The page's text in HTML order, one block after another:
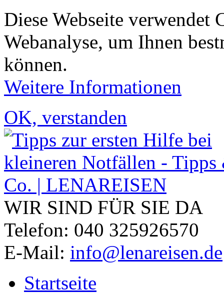
Diese Webseite verwendet
Webanalyse, um Ihnen
können.
Weitere Informationen
OK, verstanden
WIR SIND FÜR SIE DA
Telefon: 040 325926570
E-Mail: info@lenareisen.de
Startseite